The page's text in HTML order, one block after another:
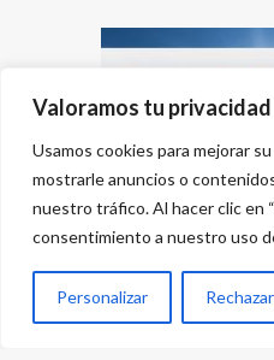
Valoramos tu privacidad
Usamos cookies para mejorar
mostrarle anuncios o
nuestro tráfico. Al hacer clic en
consentimiento a nuestro uso
Personalizar